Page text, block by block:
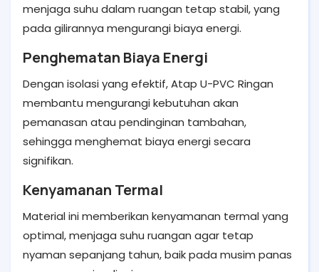
menjaga suhu dalam ruangan tetap stabil, yang
pada gilirannya mengurangi biaya energi.
Penghematan Biaya Energi
Dengan isolasi yang efektif, Atap U-PVC Ringan
membantu mengurangi kebutuhan akan
pemanasan atau pendinginan tambahan,
sehingga menghemat biaya energi secara
signifikan.
Kenyamanan Termal
Material ini memberikan kenyamanan termal yang
optimal, menjaga suhu ruangan agar tetap
nyaman sepanjang tahun, baik pada musim panas